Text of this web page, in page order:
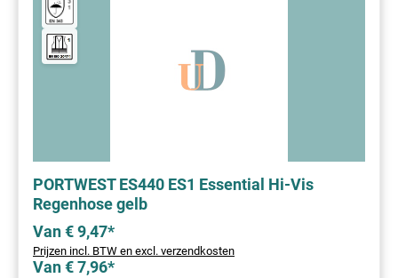
PORTWEST ES440 ES1 Essential Hi-Vis
Regenhose gelb
Van € 9,47*
Prijzen incl. BTW en excl. verzendkosten
Van € 7,96*